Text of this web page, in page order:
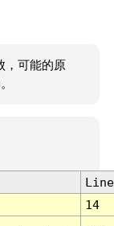
，可能的原
Line
14